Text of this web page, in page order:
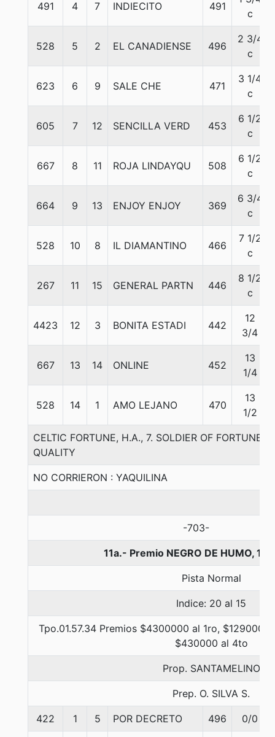
491 4 7 INDIECITO 491
c
528 5 2 EL CANADIENSE 496
2 3/4
c
623 6 9 SALE CHE 471
3 1/4
c
605 7 12 SENCILLA VERD 453
6 1/2
c
667 8 11 ROJA LINDAYQU 508
6 1/2
c
664 9 13 ENJOY ENJOY 369
6 3/4
c
528 10 8 IL DIAMANTINO 466
7 1/2
c
267 11 15 GENERAL PARTN 446
8 1/2
c
4423 12 3 BONITA ESTADI 442
12
3/4
667 13 14 ONLINE 452
13
1/4
528 14 1 AMO LEJANO 470
13
1/2
CELTIC FORTUNE, H.A., 7. SOLDIER OF FORTUNE-
QUALITY
NO CORRIERON : YAQUILINA
-703-
11a.- Premio NEGRO DE HUMO,
Pista Normal
Indice: 20 al 15
Tpo.01.57.34 Premios $4300000 al 1ro,
$430000 al 4to
Prop. SANTAMELINO
Prep. O. SILVA S.
422 1 5 POR DECRETO 496 0/0